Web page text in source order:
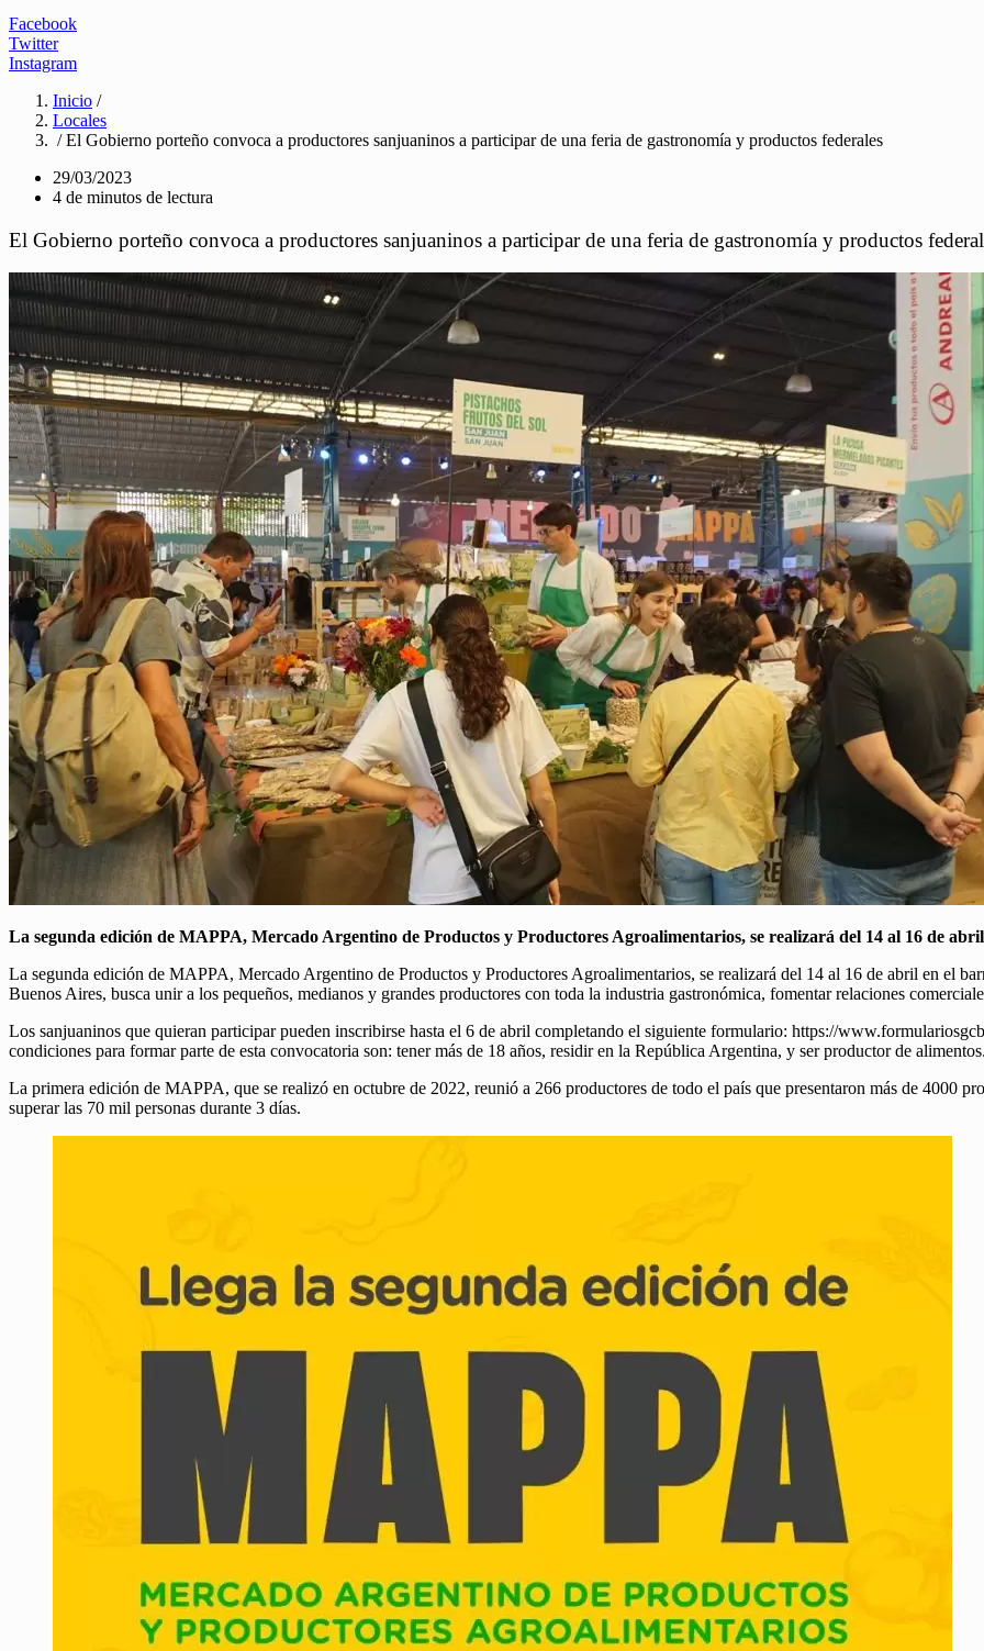
Facebook
Twitter
Instagram
Inicio /
Locales
/ El Gobierno porteño convoca a productores sanjuaninos a participar de una feria de gastronomía y productos federales
29/03/2023
4 de minutos de lectura
El Gobierno porteño convoca a productores sanjuaninos a participar de una feria de gastronomía y productos
La segunda edición de MAPPA, Mercado Argentino de Productos y Productores Agroalimentarios, se realizará del 14 al 16 de
La segunda edición de MAPPA, Mercado Argentino de Productos y Productores Agroalimentarios, se realizará del 14 al 16 de abril en el
Buenos Aires, busca unir a los pequeños, medianos y grandes productores con toda la industria gastronómica, fomentar relaciones
Los sanjuaninos que quieran participar pueden inscribirse hasta el 6 de abril completando el siguiente formulario: https://
condiciones para formar parte de esta convocatoria son: tener más de 18 años, residir en la República Argentina, y ser productor de
La primera edición de MAPPA, que se realizó en octubre de 2022, reunió a 266 productores de todo el país que presentaron más de 4000
superar las 70 mil personas durante 3 días.